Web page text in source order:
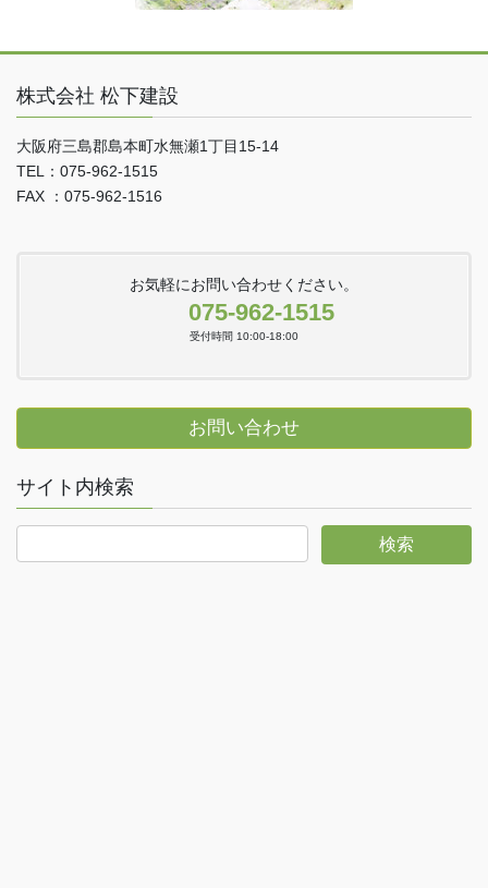
株式会社 松下建設
大阪府三島郡島本町水無瀬1丁目15-14
TEL：075-962-1515
FAX ：075-962-1516
お気軽にお問い合わせください。
075-962-1515
受付時間 10:00-18:00
お問い合わせ
サイト内検索